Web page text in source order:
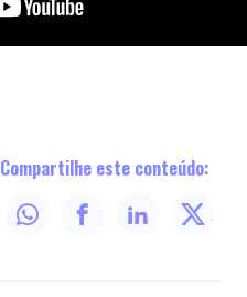
Compartilhe este conteúdo: